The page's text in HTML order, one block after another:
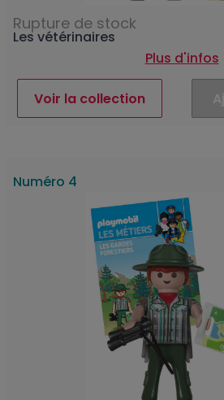
Rupture de stock
Les vétérinaires
Plus d'infos
Voir la collection
Numéro 4